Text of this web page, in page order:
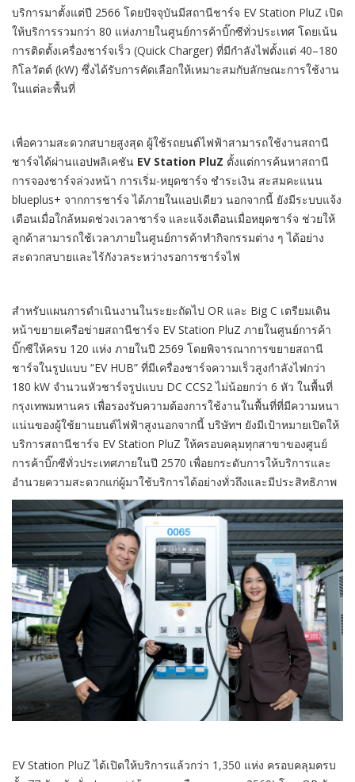
บริการมาตั้งแต่ปี 2566 โดยปัจจุบันมีสถานีชาร์จ EV Station PluZ เปิด
ให้บริการรวมกว่า 80 แห่งภายในศูนย์การค้าบิ๊กซีทั่วประเทศ โดยเน้น
การติดตั้งเครื่องชาร์จเร็ว (Quick Charger) ที่มีกำลังไฟตั้งแต่ 40–180
กิโลวัตต์ (kW) ซึ่งได้รับการคัดเลือกให้เหมาะสมกับลักษณะการใช้งาน
ในแต่ละพื้นที่
เพื่อความสะดวกสบายสูงสุด ผู้ใช้รถยนต์ไฟฟ้าสามารถใช้งานสถานี
ชาร์จได้ผ่านแอปพลิเคชัน EV Station PluZ ตั้งแต่การค้นหาสถานี
การจองชาร์จล่วงหน้า การเริ่ม-หยุดชาร์จ ชำระเงิน สะสมคะแนน
blueplus+ จากการชาร์จ ได้ภายในแอปเดียว นอกจากนี้ ยังมีระบบแจ้ง
เตือนเมื่อใกล้หมดช่วงเวลาชาร์จ และแจ้งเตือนเมื่อหยุดชาร์จ ช่วยให้
ลูกค้าสามารถใช้เวลาภายในศูนย์การค้าทำกิจกรรมต่าง ๆ ได้อย่าง
สะดวกสบายและไร้กังวลระหว่างรอการชาร์จไฟ
สำหรับแผนการดำเนินงานในระยะถัดไป OR และ Big C เตรียมเดิน
หน้าขยายเครือข่ายสถานีชาร์จ EV Station PluZ ภายในศูนย์การค้า
บิ๊กซีให้ครบ 120 แห่ง ภายในปี 2569 โดยพิจารณาการขยายสถานี
ชาร์จในรูปแบบ “EV HUB” ที่มีเครื่องชาร์จความเร็วสูงกำลังไฟกว่า
180 kW จำนวนหัวชาร์จรูปแบบ DC CCS2 ไม่น้อยกว่า 6 หัว ในพื้นที่
กรุงเทพมหานคร เพื่อรองรับความต้องการใช้งานในพื้นที่ที่มีความหนา
แน่นของผู้ใช้ยานยนต์ไฟฟ้าสูงนอกจากนี้ บริษัทฯ ยังมีเป้าหมายเปิดให้
บริการสถานีชาร์จ EV Station PluZ ให้ครอบคลุมทุกสาขาของศูนย์
การค้าบิ๊กซีทั่วประเทศภายในปี 2570 เพื่อยกระดับการให้บริการและ
อำนวยความสะดวกแก่ผู้มาใช้บริการได้อย่างทั่วถึงและมีประสิทธิภาพ
EV Station PluZ ได้เปิดให้บริการแล้วกว่า 1,350 แห่ง ครอบคลุมครบ